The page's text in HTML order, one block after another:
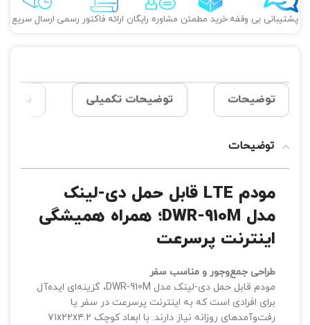
پشتیبانی بی وقفه خرید مطمئن مشاوره رایگان ارائه فاکتور رسمی ارسال سریع
توضیحات توضیحات تکمیلی نظرات
توضیحات
مودم LTE قابل حمل دی-لینک
مدل DWR-910M؛ همراه همیشگی
اینترنت پرسرعت
طراحی جمع‌وجور و مناسب سفر
مودم قابل حمل دی-لینک مدل DWR-910M، گزینه‌ای ایده‌آل
برای افرادی است که به اینترنت پرسرعت در سفر یا
رفت‌وآمدهای روزانه نیاز دارند. با ابعاد کوچک ۷۱x۲۲x۴.۲